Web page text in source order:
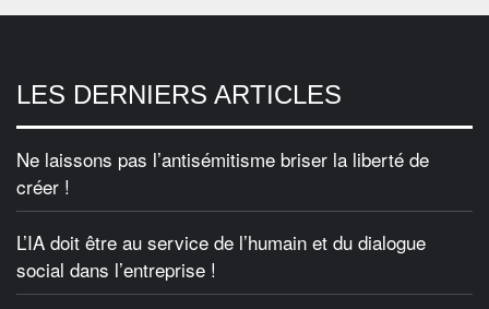
LES DERNIERS ARTICLES
Ne laissons pas l’antisémitisme briser la liberté de
créer !
L’IA doit être au service de l’humain et du dialogue
social dans l’entreprise !